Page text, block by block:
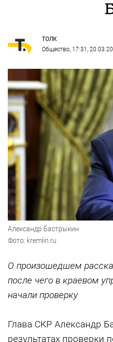
ТОЛК
Общество, 17:31,
Александр Бастрыкин
Фото: kremlin.ru
О произошедшем
после чего в краевом
начали проверку
Глава СКР Александр
результатах проверки